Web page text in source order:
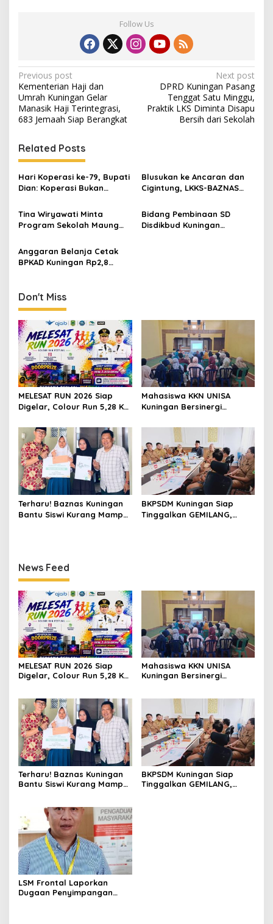
Follow Us
Post
navigation
Previous post
Kementerian Haji dan
Umrah Kuningan Gelar
Manasik Haji Terintegrasi,
683 Jemaah Siap Berangkat
Next post
DPRD Kuningan Pasang
Tenggat Satu Minggu,
Praktik LKS Diminta Disapu
Bersih dari Sekolah
Related Posts
Hari Koperasi ke-79, Bupati
Dian: Koperasi Bukan
tapi Membangun
Kesejahteraan
Blusukan ke Ancaran dan
Cigintung, LKKS-BAZNAS
untuk Warga Disabilitas
dan Dhuafa
Tina Wiryawati Minta
Program Sekolah Maung
Maksimal, Jangan Sampai
Timbulkan Kebingungan di
Masyarakat
Bidang Pembinaan SD
Disdikbud Kuningan
Anggaran Belanja Cetak
BPKAD Kuningan Rp2,8
Don't Miss
MELESAT RUN 2026 Siap
Digelar, Colour Run 5,28 Km
dan Promosi Kuningan
Mahasiswa KKN UNISA
Kuningan Bersinergi
Puskesmas, Fokus Edukasi
ASI, Cegah Stunting hingga
Perawatan Lansia
Terharu! Baznas Kuningan
Bantu Siswi Kurang Mampu
BKPSDM Kuningan Siap
Tinggalkan GEMILANG,
News Feed
MELESAT RUN 2026 Siap
Digelar, Colour Run 5,28 Km
Mahasiswa KKN UNISA
Kuningan Bersinergi
ASI, Cegah Stunting hingga
Perawatan Lansia
Terharu! Baznas Kuningan
Bantu Siswi Kurang Mampu
Pernah Padam
BKPSDM Kuningan Siap
Tinggalkan GEMILANG,
LSM Frontal Laporkan
Dugaan Penyimpangan